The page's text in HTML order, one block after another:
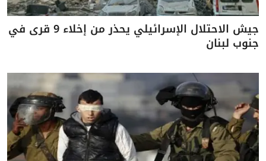
جيش الاحتلال الإسرائيلي يحذر من إخلاء 9 قرى في
جنوب لبنان